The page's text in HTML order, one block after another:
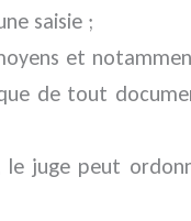
saisie ;
et
de tout
juge peut